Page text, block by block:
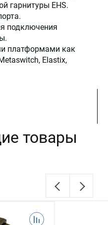
гарнитуры EHS.
подключения
платформами как
Elastix,
товары